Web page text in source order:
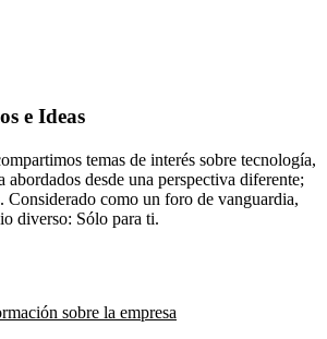
e Ideas
temas de interés sobre tecnología,
abordados desde una perspectiva diferente;
Considerado como un foro de vanguardia,
diverso: Sólo para ti.
sobre la empresa